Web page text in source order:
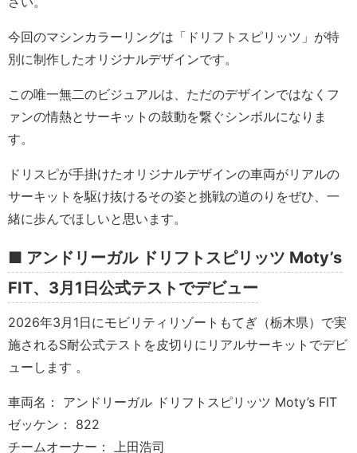
今回のマシンカラーリングは「ドリフトスピリッツ」が特
別に制作したオリジナルデザインです。
この唯一無二のビジュアルは、ただのデザインではなくフ
ァンの情熱とサーキットの鼓動を繋ぐシンボルになりま
す。
ドリスピが手掛けたオリジナルデザインの車両がリアルの
サーキットを駆け抜けるその姿と挑戦の道のりをぜひ、一
緒に歩んでほしいと思います。
■ アンドリーガル ドリフトスピリッツ Moty’s
FIT、3月1日公式テストでデビュー
2026年3月1日にモビリティリゾートもてぎ（栃木県）で実
施されるS耐公式テストを皮切りにリアルサーキットでデビ
ューします 。
車両名： アンドリーガル ドリフトスピリッツ Moty’s FIT
ゼッケン： 822
チームオーナー： 上田浩司